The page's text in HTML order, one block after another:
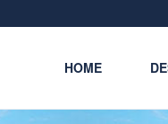
HOME